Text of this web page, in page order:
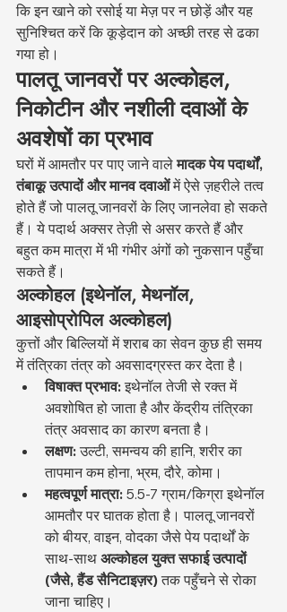
कि इन खाने को रसोई या मेज़ पर न छोड़ें और यह
सुनिश्चित करें कि कूड़ेदान को अच्छी तरह से ढका
गया हो।
पालतू जानवरों पर अल्कोहल,
निकोटीन और नशीली दवाओं के
अवशेषों का प्रभाव
घरों में आमतौर पर पाए जाने वाले मादक पेय पदार्थों,
तंबाकू उत्पादों और मानव दवाओं में ऐसे ज़हरीले तत्व
होते हैं जो पालतू जानवरों के लिए जानलेवा हो सकते
हैं। ये पदार्थ अक्सर तेज़ी से असर करते हैं और
बहुत कम मात्रा में भी गंभीर अंगों को नुकसान पहुँचा
सकते हैं।
अल्कोहल (इथेनॉल, मेथनॉल,
आइसोप्रोपिल अल्कोहल)
कुत्तों और बिल्लियों में शराब का सेवन कुछ ही समय
में तंत्रिका तंत्र को अवसादग्रस्त कर देता है।
विषाक्त प्रभाव: इथेनॉल तेजी से रक्त में
अवशोषित हो जाता है और केंद्रीय तंत्रिका
तंत्र अवसाद का कारण बनता है।
लक्षण: उल्टी, समन्वय की हानि, शरीर का
तापमान कम होना, भ्रम, दौरे, कोमा।
महत्वपूर्ण मात्रा: 5.5-7 ग्राम/किग्रा इथेनॉल
आमतौर पर घातक होता है। पालतू जानवरों
को बीयर, वाइन, वोदका जैसे पेय पदार्थों के
साथ-साथ अल्कोहल युक्त सफाई उत्पादों
(जैसे, हैंड सैनिटाइज़र) तक पहुँचने से रोका
जाना चाहिए।